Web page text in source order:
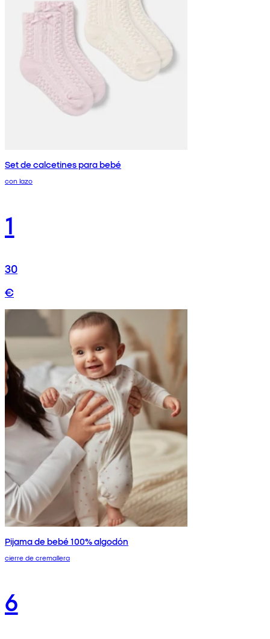
Set de calcetines para bebé
con lazo
1
30
€
Pijama de bebé 100% algodón
cierre de cremallera
6